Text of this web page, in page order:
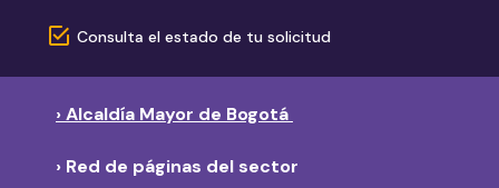
Consulta el estado de tu solicitud
› Alcaldía Mayor de Bogotá
› Red de páginas del sector